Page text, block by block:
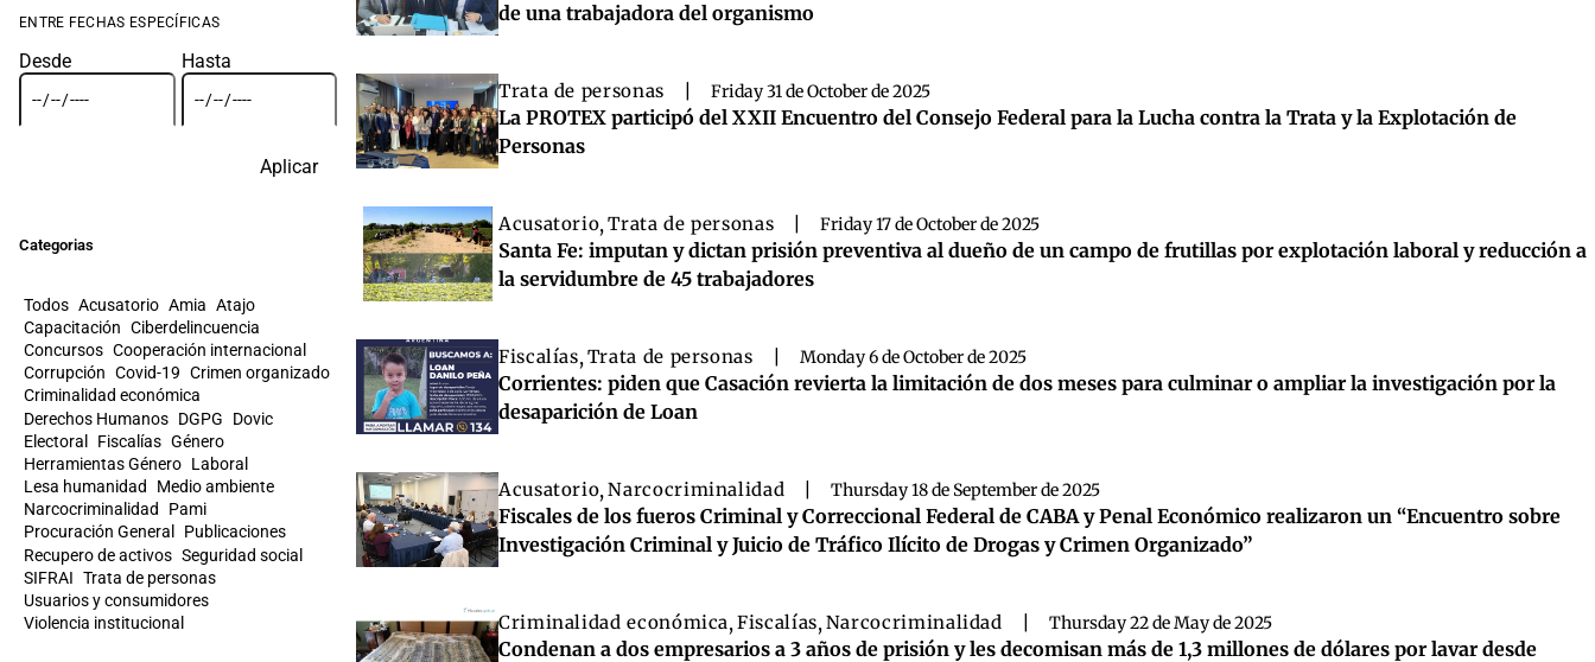
ENTRE FECHAS ESPECÍFICAS
Desde Hasta
Aplicar
Categorias
Todos Acusatorio Amia Atajo
Capacitación Ciberdelincuencia
Concursos Cooperación internacional
Corrupción Covid-19 Crimen organizado
Criminalidad económica
Derechos Humanos DGPG
Dovic
Electoral
Fiscalías Género
Herramientas Género Laboral
Lesa humanidad
Medio ambiente
Narcocriminalidad
Pami
Procuración General
Publicaciones
Recupero de activos Seguridad social
SIFRAI Trata de personas
Usuarios y consumidores
Violencia institucional
de una trabajadora del organismo
Trata de personas Friday 31 de October de 2025
La PROTEX participó del XXII Encuentro del Consejo Federal para la Lucha contra la Trata y la Explotación de
Personas
Acusatorio,Trata de personas Friday 17 de October de 2025
Santa Fe: imputan y dictan prisión preventiva al dueño de un campo de frutillas por explotación laboral y reducción a
la servidumbre de 45 trabajadores
Fiscalías,Trata de personas Monday 6 de October de 2025
Corrientes: piden que Casación revierta la limitación de dos meses para culminar o ampliar la investigación por la
desaparición de Loan
Acusatorio,Narcocriminalidad Thursday 18 de September de 2025
Fiscales de los fueros Criminal y Correccional Federal de CABA y Penal Económico realizaron un “Encuentro sobre
Investigación Criminal y Juicio de Tráfico Ilícito de Drogas y Crimen Organizado”
Criminalidad económica,Fiscalías,Narcocriminalidad Thursday 22 de May de 2025
Condenan a dos empresarios a 3 años de prisión y les decomisan más de 1,3 millones de dólares por lavar desde